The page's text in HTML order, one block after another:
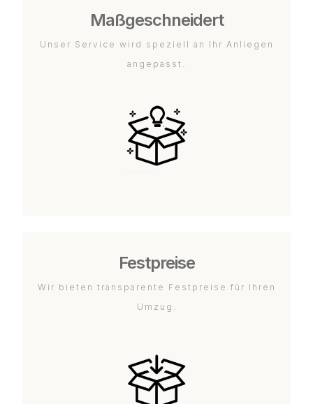
Maßgeschneidert
Unser Service wird speziell an Ihr Anliegen
angepasst.
Festpreise
Wir bieten transparente Festpreise für Ihren
Umzug.